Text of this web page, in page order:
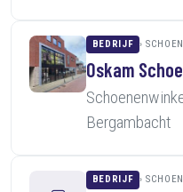
BEDRIJF
Oskam
Bergambacht
BEDRIJF